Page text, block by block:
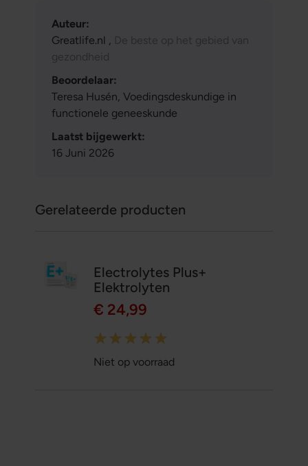
Auteur:
Greatlife.nl , De beste op het gebied van
gezondheid
Beoordelaar:
Teresa Husén, Voedingsdeskundige in
functionele geneeskunde
Laatst bijgewerkt:
16 Juni 2026
Gerelateerde producten
Electrolytes Plus+
Elektrolyten
€ 24,99
Rating:
100%
Niet op voorraad